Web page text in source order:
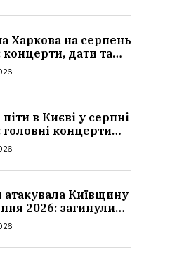
Харкова на серпень
концерти, дати та
в Києві у серпні
головні концерти
дати, артисти та
атакувала Київщину
2026: загинули
серед них